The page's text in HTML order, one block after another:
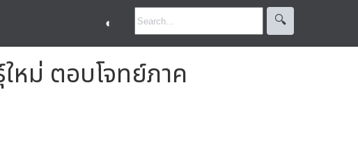
◐ 🔍︎
หม่ ตอบโจทย์ภาค